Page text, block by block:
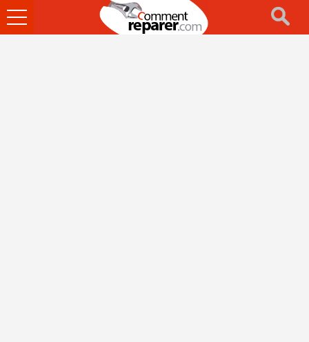
Ouvrir
le